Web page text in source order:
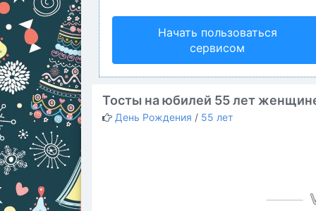
Начать пользоваться
сервисом
Тосты на юбилей 55 лет
День Рождения / 55 лет